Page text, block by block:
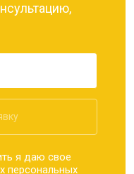
я даю свое
персональных